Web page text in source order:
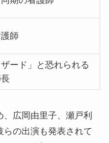
師
ザード」と恐れられる
広岡由里子、瀬戸利
の出演も発表されて